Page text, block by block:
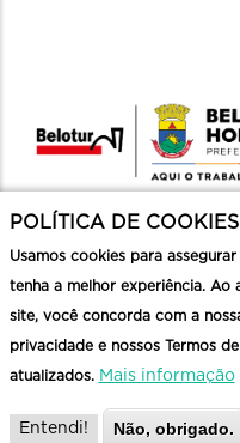
@ Copyright
POLÍTICA DE COOKIES
Usamos cookies para
tenha a melhor experiência. Ao
site, você concorda com a
privacidade e nossos Termos
atualizados. Mais informação
Entendi! Não, obrigado.